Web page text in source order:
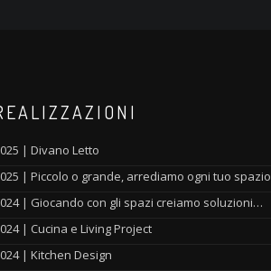
| Divano Letto
| Piccolo o grande, arrediamo ogni tuo spazio
| Giocando con gli spazi creiamo soluzioni…
| Cucina e Living Project
| Kitchen Design